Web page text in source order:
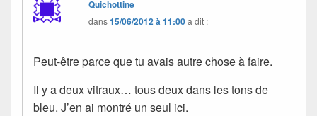
Quichottine
dans15/06/2012 à 11:00a dit :
Peut-être parce que tu avais autre chose à faire.
Il y a deux vitraux… tous deux dans les tons de
bleu. J’en ai montré un seul ici.